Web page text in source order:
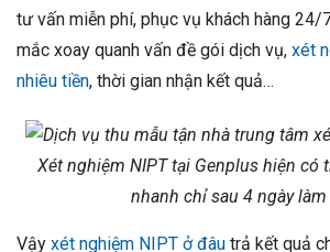
tư vấn miễn phí, phục vụ khách hàng 24/
mắc xoay quanh vấn đề gói dịch vụ, xét
nhiêu tiền, thời gian nhận kết quả…
Xét nghiệm NIPT tại Genplus hiện có
nhanh chỉ sau 4 ngày
Vậy xét nghiệm NIPT ở đâu trả kết quả